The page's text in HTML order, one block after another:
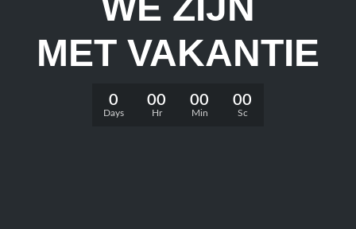
MET VAKANTIE
0
Days
00
Hr
00
Min
00
Sc